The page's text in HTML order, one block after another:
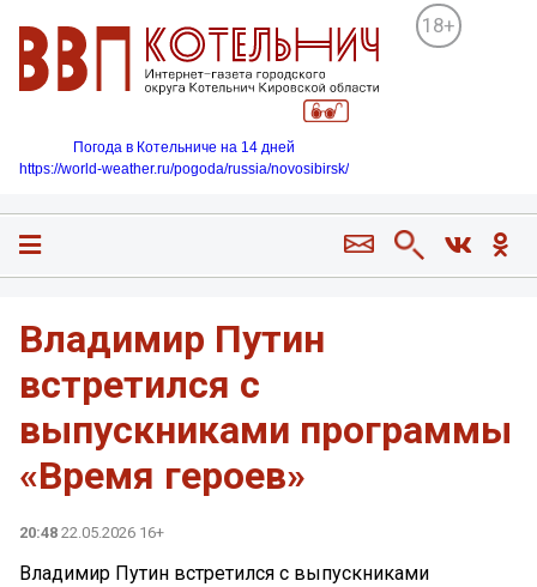
18+
Погода в Котельниче на 14 дней
https://world-weather.ru/pogoda/russia/novosibirsk/
Владимир Путин
встретился с
выпускниками программы
«Время героев»
20:48 22.05.2026 16+
Владимир Путин встретился с выпускниками